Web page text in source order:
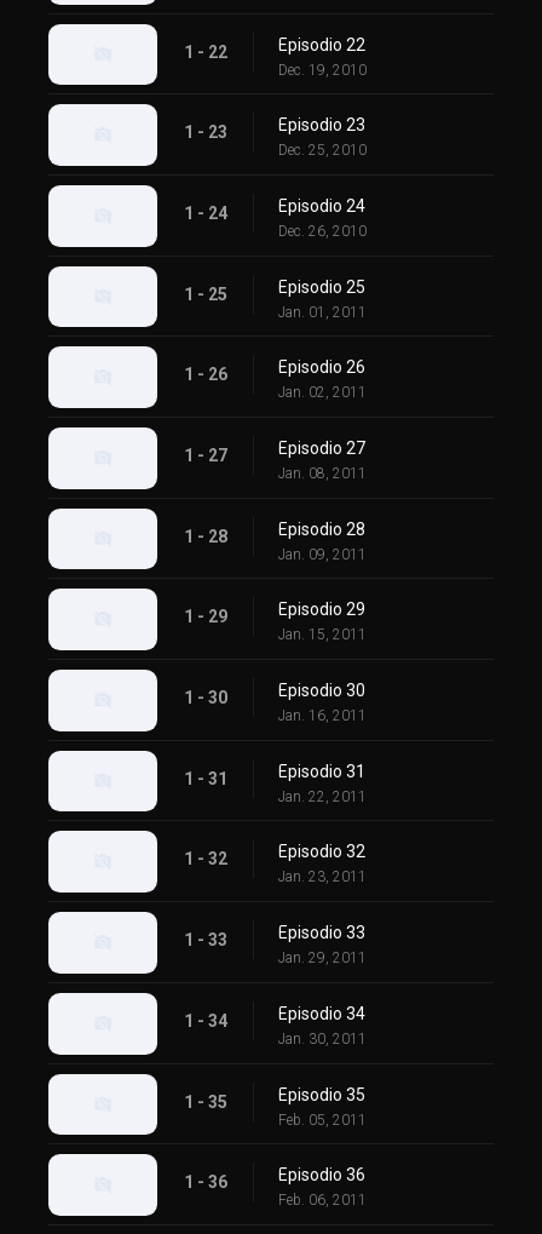
1 - 22 Episodio 22
Dec. 19, 2010
1 - 23 Episodio 23
Dec. 25, 2010
1 - 24 Episodio 24
Dec. 26, 2010
1 - 25 Episodio 25
Jan. 01, 2011
1 - 26 Episodio 26
Jan. 02, 2011
1 - 27 Episodio 27
Jan. 08, 2011
1 - 28 Episodio 28
Jan. 09, 2011
1 - 29 Episodio 29
Jan. 15, 2011
1 - 30 Episodio 30
Jan. 16, 2011
1 - 31 Episodio 31
Jan. 22, 2011
1 - 32 Episodio 32
Jan. 23, 2011
1 - 33 Episodio 33
Jan. 29, 2011
1 - 34 Episodio 34
Jan. 30, 2011
1 - 35 Episodio 35
Feb. 05, 2011
1 - 36 Episodio 36
Feb. 06, 2011